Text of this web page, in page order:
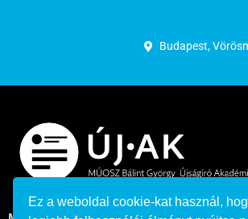
Budapest,
Ez a weboldal cookie-kat használ,